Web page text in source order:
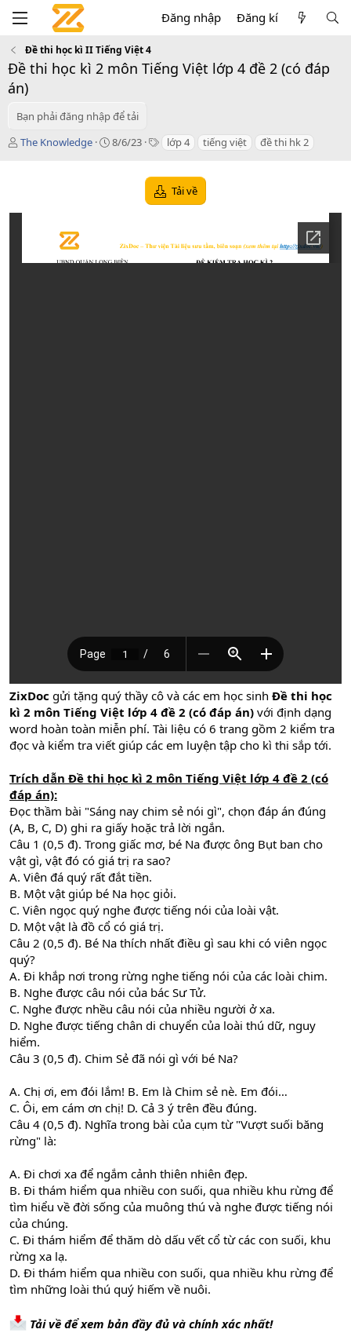
Đăng nhập Đăng kí
Đề thi học kì II Tiếng Việt 4
Đề thi học kì 2 môn Tiếng Việt lớp 4 đề 2 (có đáp
án)
Bạn phải đăng nhập để tải
T
ả
The Knowledge
C
8/6/23
T
s
lớp 4 tiếng việt đề thi hk 2
Tải về
ZixDoc gửi tặng quý thầy cô và các em học sinh Đề thi học
kì 2 môn Tiếng Việt lớp 4 đề 2 (có đáp án) với định dạng
word hoàn toàn miễn phí. Tài liệu có 6 trang gồm 2 kiểm tra
đọc và kiểm tra viết giúp các em luyện tập cho kì thi sắp tới.
Trích dẫn Đề thi học kì 2 môn Tiếng Việt lớp 4 đề 2 (có
đáp án):
Đọc thầm bài "Sáng nay chim sẻ nói gì", chọn đáp án đúng
(A, B, C, D) ghi ra giấy hoặc trả lời ngắn.
Câu 1 (0,5 đ). Trong giấc mơ, bé Na được ông Bụt ban cho
vật gì, vật đó có giá trị ra sao?
A. Viên đá quý rất đắt tiền.
B. Một vật giúp bé Na học giỏi.
C. Viên ngọc quý nghe được tiếng nói của loài vật.
D. Một vật là đồ cổ có giá trị.
Câu 2 (0,5 đ). Bé Na thích nhất điều gì sau khi có viên ngọc
quý?
A. Đi khắp nơi trong rừng nghe tiếng nói của các loài chim.
B. Nghe được câu nói của bác Sư Tử.
C. Nghe được nhều câu nói của nhiều người ở xa.
D. Nghe được tiếng chân di chuyển của loài thú dữ, nguy
hiểm.
Câu 3 (0,5 đ). Chim Sẻ đã nói gì với bé Na?
A. Chị ơi, em đói lắm! B. Em là Chim sẻ nè. Em đói…
C. Ôi, em cám ơn chị! D. Cả 3 ý trên đều đúng.
Câu 4 (0,5 đ). Nghĩa trong bài của cụm từ "Vượt suối băng
rừng" là:
A. Đi chơi xa để ngắm cảnh thiên nhiên đẹp.
B. Đi thám hiểm qua nhiều con suối, qua nhiều khu rừng để
tìm hiểu về đời sống của muông thú và nghe được tiếng nói
của chúng.
C. Đi thám hiểm để thăm dò dấu vết cổ từ các con suối, khu
rừng xa lạ.
D. Đi thám hiểm qua nhiều con suối, qua nhiều khu rừng để
tìm những loài thú quý hiếm về nuôi.
Tải về để xem bản đầy đủ và chính xác nhất!